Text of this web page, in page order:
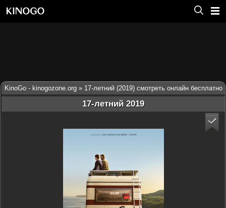
KinoGo - kinogozone.org » 17-летний (2019) смотреть онлайн бесплатно
17-летний 2019